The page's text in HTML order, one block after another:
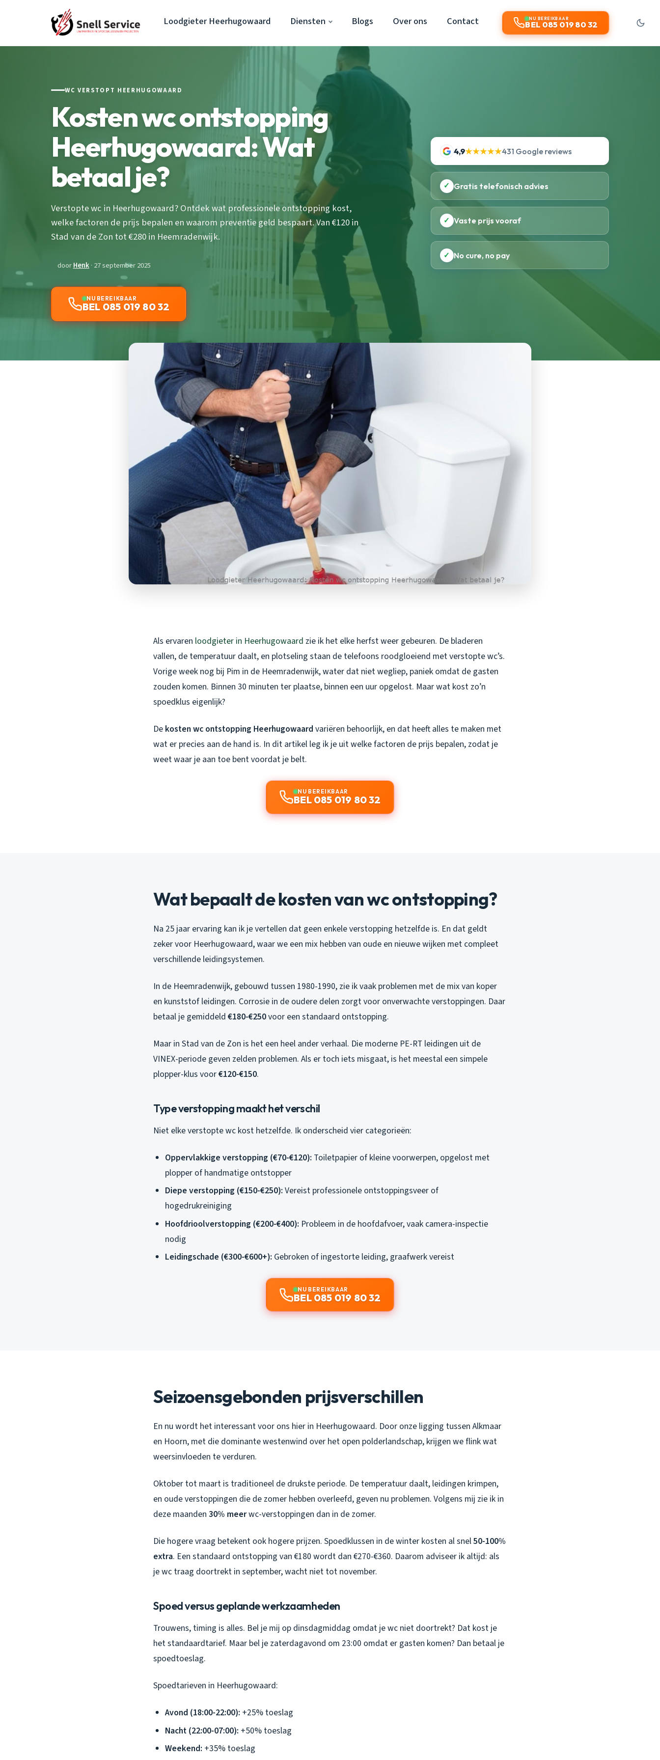
Loodgieter Heerhugowaard Diensten Blogs Over ons Contact NU BEREIKBAAR
BEL 085 019 80 32
WC VERSTOPT HEERHUGOWAARD
Kosten wc ontstopping
Heerhugowaard: Wat
betaal je?
Verstopte wc in Heerhugowaard? Ontdek wat professionele ontstopping kost,
welke factoren de prijs bepalen en waarom preventie geld bespaart. Van €120 in
Stad van de Zon tot €280 in Heemradenwijk.
doorHenk· 27 september 2025
NU BEREIKBAAR
BEL 085 019 80 32
4,9★★★★★431 Google reviews
✓ Gratis telefonisch advies
✓ Vaste prijs vooraf
✓ No cure, no pay
Als ervaren loodgieter in Heerhugowaard zie ik het elke herfst weer gebeuren. De bladeren
vallen, de temperatuur daalt, en plotseling staan de telefoons roodgloeiend met verstopte wc’s.
Vorige week nog bij Pim in de Heemradenwijk, water dat niet wegliep, paniek omdat de gasten
zouden komen. Binnen 30 minuten ter plaatse, binnen een uur opgelost. Maar wat kost zo’n
spoedklus eigenlijk?
De kosten wc ontstopping Heerhugowaard variëren behoorlijk, en dat heeft alles te maken met
wat er precies aan de hand is. In dit artikel leg ik je uit welke factoren de prijs bepalen, zodat je
weet waar je aan toe bent voordat je belt.
NU BEREIKBAAR
BEL 085 019 80 32
Wat bepaalt de kosten van wc ontstopping?
Na 25 jaar ervaring kan ik je vertellen dat geen enkele verstopping hetzelfde is. En dat geldt
zeker voor Heerhugowaard, waar we een mix hebben van oude en nieuwe wijken met compleet
verschillende leidingsystemen.
In de Heemradenwijk, gebouwd tussen 1980-1990, zie ik vaak problemen met de mix van koper
en kunststof leidingen. Corrosie in de oudere delen zorgt voor onverwachte verstoppingen. Daar
betaal je gemiddeld €180-€250voor een standaard ontstopping.
Maar in Stad van de Zon is het een heel ander verhaal. Die moderne PE-RT leidingen uit de
VINEX-periode geven zelden problemen. Als er toch iets misgaat, is het meestal een simpele
plopper-klus voor€120-€150.
Type verstopping maakt het verschil
Niet elke verstopte wc kost hetzelfde. Ik onderscheid vier categorieën:
Oppervlakkige verstopping (€70-€120): Toiletpapier of kleine voorwerpen, opgelost met
plopper of handmatige ontstopper
Diepe verstopping (€150-€250): Vereist professionele ontstoppingsveer of
hogedrukreiniging
Hoofdrioolverstopping (€200-€400): Probleem in de hoofdafvoer, vaak camera-inspectie
nodig
Leidingschade (€300-€600+): Gebroken of ingestorte leiding, graafwerk vereist
NU BEREIKBAAR
BEL 085 019 80 32
Seizoensgebonden prijsverschillen
En nu wordt het interessant voor ons hier in Heerhugowaard. Door onze ligging tussen Alkmaar
en Hoorn, met die dominante westenwind over het open polderlandschap, krijgen we flink wat
weersinvloeden te verduren.
Oktober tot maart is traditioneel de drukste periode. De temperatuur daalt, leidingen krimpen,
en oude verstoppingen die de zomer hebben overleefd, geven nu problemen. Volgens mij zie ik in
deze maanden 30% meerwc-verstoppingen dan in de zomer.
Die hogere vraag betekent ook hogere prijzen. Spoedklussen in de winter kosten al snel50-100%
extra. Een standaard ontstopping van €180 wordt dan €270-€360. Daarom adviseer ik altijd: als
je wc traag doortrekt in september, wacht niet tot november.
Spoed versus geplande werkzaamheden
Trouwens, timing is alles. Bel je mij op dinsdagmiddag omdat je wc niet doortrekt? Dat kost je
het standaardtarief. Maar bel je zaterdagavond om 23:00 omdat er gasten komen? Dan betaal je
spoedtoeslag.
Spoedtarieven in Heerhugowaard:
Avond (18:00-22:00): +25% toeslag
Nacht (22:00-07:00): +50% toeslag
Weekend: +35% toeslag